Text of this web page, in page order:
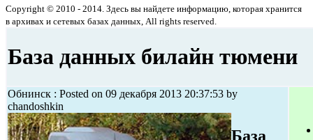
Copyright © 2010 - 2014. Здесь вы найдете информацию, которая хранится
в архивах и сетевых базах данных, All rights reserved.
База данных билайн тюмени
Обнинск : Posted on 09 декабря 2013 20:37:53 by
chandoshkin
База